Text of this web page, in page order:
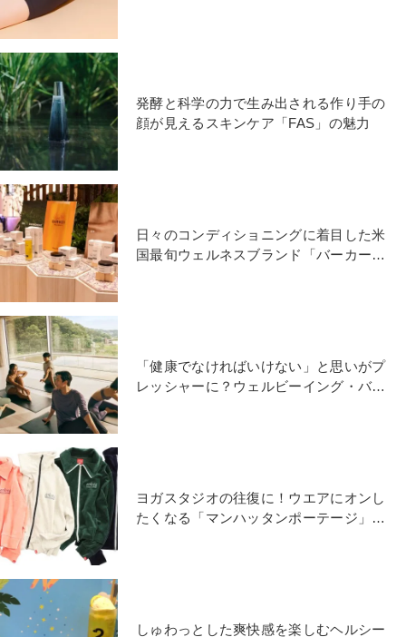
発酵と科学の力で生み出される作り手の
顔が見えるスキンケア「FAS」の魅力
日々のコンディショニングに着目した米
国最旬ウェルネスブランド「バーカーウ
「健康でなければいけない」と思いがプ
レッシャーに？ウェルビーイング・バー
ヨガスタジオの往復に！ウエアにオンし
たくなる「マンハッタンポーテージ」の
しゅわっとした爽快感を楽しむヘルシー